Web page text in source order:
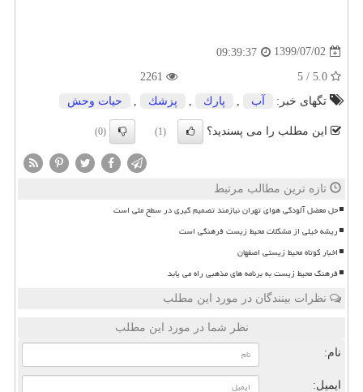
1399/07/02
09:39:37
تگهای خبر:
آب پارك پزشك حیات وحش
این مطلب را می پسندید؟ (1)
(0)
تازه ترین مطالب مرتبط
حل معضل آلودگی هوای تهران نیازمند تصمیم گیری در سطح ملی است
ریشه خیلی از مشکلات محیط زیست فرهنگی است
اخبار کوتاه محیط زیستی اصفهان
فرهنگ محیط زیست به برنامه های مذهبی راه می یابد
نظرات بینندگان در مورد این مطلب
نظر شما در مورد این مطلب
نام:
ایمیل: